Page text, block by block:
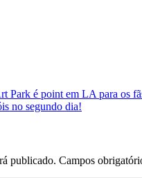
Park é point em LA para os
no segundo dia!
publicado. Campos